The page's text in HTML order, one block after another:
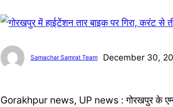
Samachar Samrat Team December 30,
Gorakhpur news, UP news : गोरखपुर के एम्स